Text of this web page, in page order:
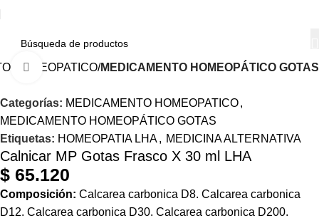
HOMEOPATICO MEDICAMENTO HOMEOPÁTICO GOTAS
Haga Click para agrandar
Categorías: MEDICAMENTO HOMEOPATICO,
MEDICAMENTO HOMEOPÁTICO GOTAS
Etiquetas: HOMEOPATIA LHA, MEDICINA ALTERNATIVA
Calnicar MP Gotas Frasco X 30 ml LHA
$ 65.120
Composición: Calcarea carbonica D8. Calcarea carbonica
D12. Calcarea carbonica D30. Calcarea carbonica D200.